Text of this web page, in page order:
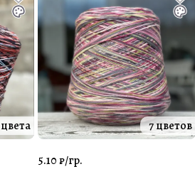
7 цветов
5.10 ₽/гр.